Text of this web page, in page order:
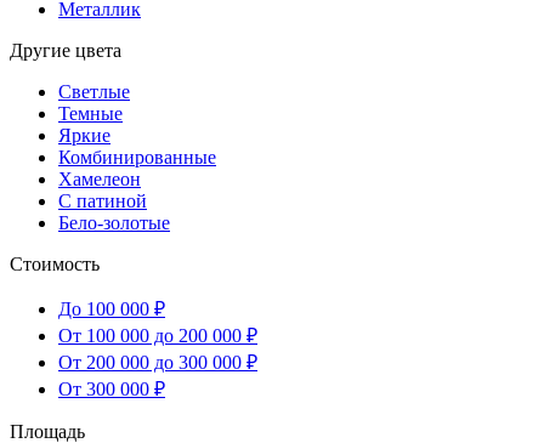
Металлик
Другие цвета
Светлые
Темные
Яркие
Комбинированные
Хамелеон
С патиной
Бело-золотые
Стоимость
До 100 000 ₽
От 100 000 до 200 000 ₽
От 200 000 до 300 000 ₽
От 300 000 ₽
Площадь